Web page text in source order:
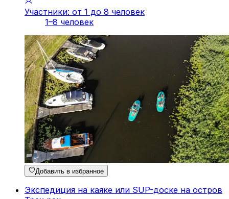
Участники: от 1 до 8 человек
1–8 человек
Добавить в избранное
Экспедиция на каяке или SUP-доске на остров